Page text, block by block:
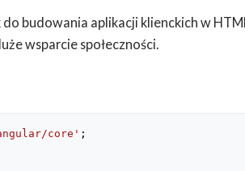
budowania aplikacji klienckich w
wsparcie społeczności.
core' ;